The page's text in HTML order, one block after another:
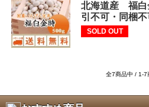
北海道産 福白
引不可・同梱
SOLD OUT
全7商品中 / 1-7